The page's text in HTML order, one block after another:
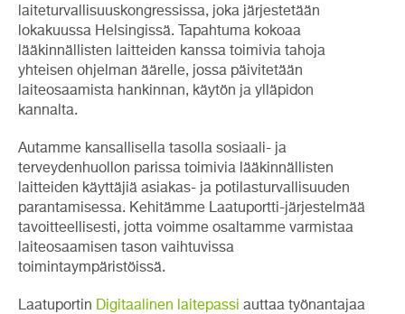
laiteturvallisuuskongressissa, joka järjestetään
lokakuussa Helsingissä. Tapahtuma kokoaa
lääkinnällisten laitteiden kanssa toimivia tahoja
yhteisen ohjelman äärelle, jossa päivitetään
laiteosaamista hankinnan, käytön ja ylläpidon
kannalta.
Autamme kansallisella tasolla sosiaali- ja
terveydenhuollon parissa toimivia lääkinnällisten
laitteiden käyttäjiä asiakas- ja potilasturvallisuuden
parantamisessa. Kehitämme Laatuportti-järjestelmää
tavoitteellisesti, jotta voimme osaltamme varmistaa
laiteosaamisen tason vaihtuvissa
toimintaympäristöissä.
Laatuportin Digitaalinen laitepassi auttaa työnantajaa